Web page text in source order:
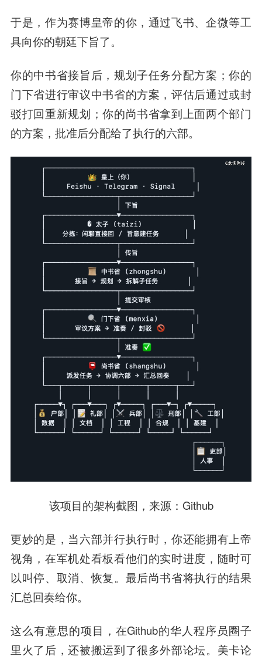
于是，作为赛博皇帝的你，通过飞书、企微等工
具向你的朝廷下旨了。
你的中书省接旨后，规划子任务分配方案；你的
门下省进行审议中书省的方案，评估后通过或封
驳打回重新规划；你的尚书省拿到上面两个部门
的方案，批准后分配给了执行的六部。
该项目的架构截图， 来源：Github
更妙的是，当六部并行执行时，你还能拥有上帝
视角，在军机处看板看他们的实时进度，随时可
以叫停、取消、恢复。最后尚书省将执行的结果
汇总回奏给你。
这么有意思的项目，在Github的华人程序员圈子
里火了后，还被搬运到了很多外部论坛。美卡论